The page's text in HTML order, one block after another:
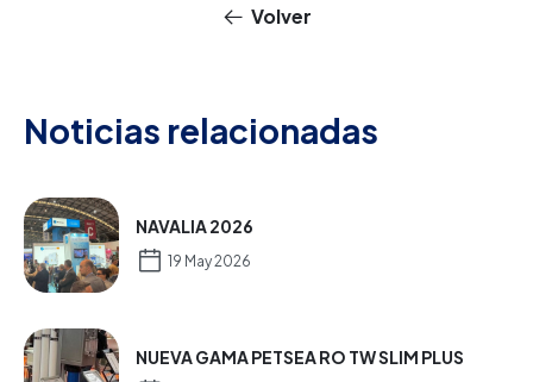
Volver
Noticias relacionadas
NAVALIA 2026
19 May 2026
NUEVA GAMA PETSEA RO TW SLIM PLUS